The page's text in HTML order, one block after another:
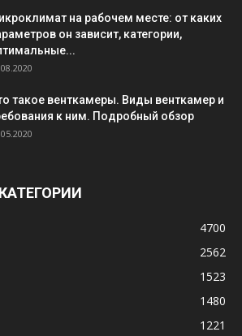
на рабочем месте: от каких
он зависит, категории,
такое венткамеры. Виды венткамер и
к ним. Подробный обзор
4700
2562
1523
1480
1221